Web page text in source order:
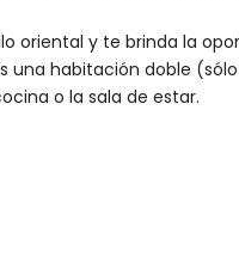
oriental y te brinda la
una habitación doble
o la sala de estar.